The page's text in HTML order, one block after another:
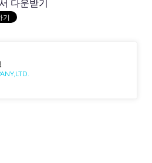
다운받기